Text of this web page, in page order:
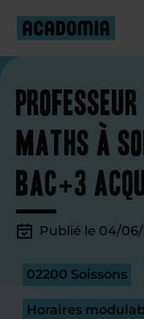
maths à
Bac+3
Publié le 04/
02200 Soissons
Horaires